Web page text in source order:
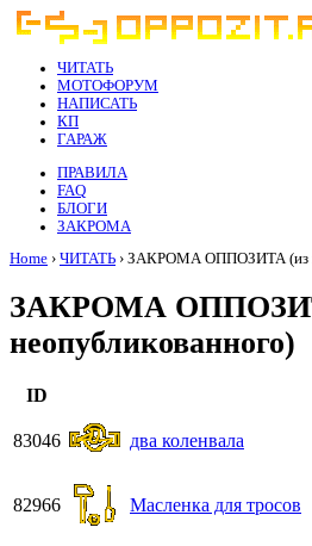
ЧИТАТЬ
МОТОФОРУМ
НАПИСАТЬ
КП
ГАРАЖ
ПРАВИЛА
FAQ
БЛОГИ
ЗАКРОМА
Home › ЧИТАТЬ › ЗАКРОМА ОППОЗИТА (из
ЗАКРОМА
неопубликованного)
ID
83046 два коленвала
82966 Масленка для тросов